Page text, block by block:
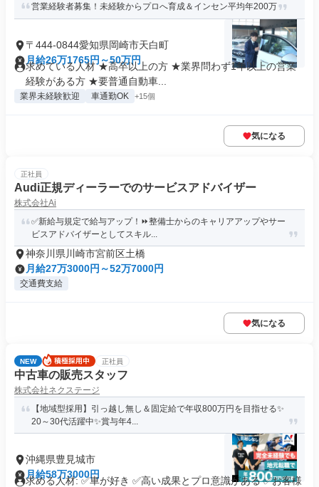
営業経験者募集！未経験からプロへ育成＆インセン平均年200万
〒444-0844愛知県岡崎市天白町
月給26万1765円～50万円
求めている人材 ★高卒以上の方 ★業界問わず1年以上の営業
経験がある方 ★要普通自動車...
業界未経験歓迎 車通勤OK +15個
気になる
正社員
Audi正規ディーラーでのサービスアドバイザー
株式会社Ai
✅新給与規定で給与アップ！⏩️整備士からのキャリアアップやサー
ビスアドバイザーとしてスキル...
神奈川県川崎市宮前区土橋
月給27万3000円～52万7000円
交通費支給
気になる
NEW 正社員
中古車の販売スタッフ
株式会社ネクステージ
【地域型採用】引っ越し無し＆固定給で年収800万円を目指せる✨
20～30代活躍中✨賞与年4...
沖縄県豊見城市
月給58万3000円
求める人材: ✅車が好き ✅高い成果とプロ意識がある ✅お客様